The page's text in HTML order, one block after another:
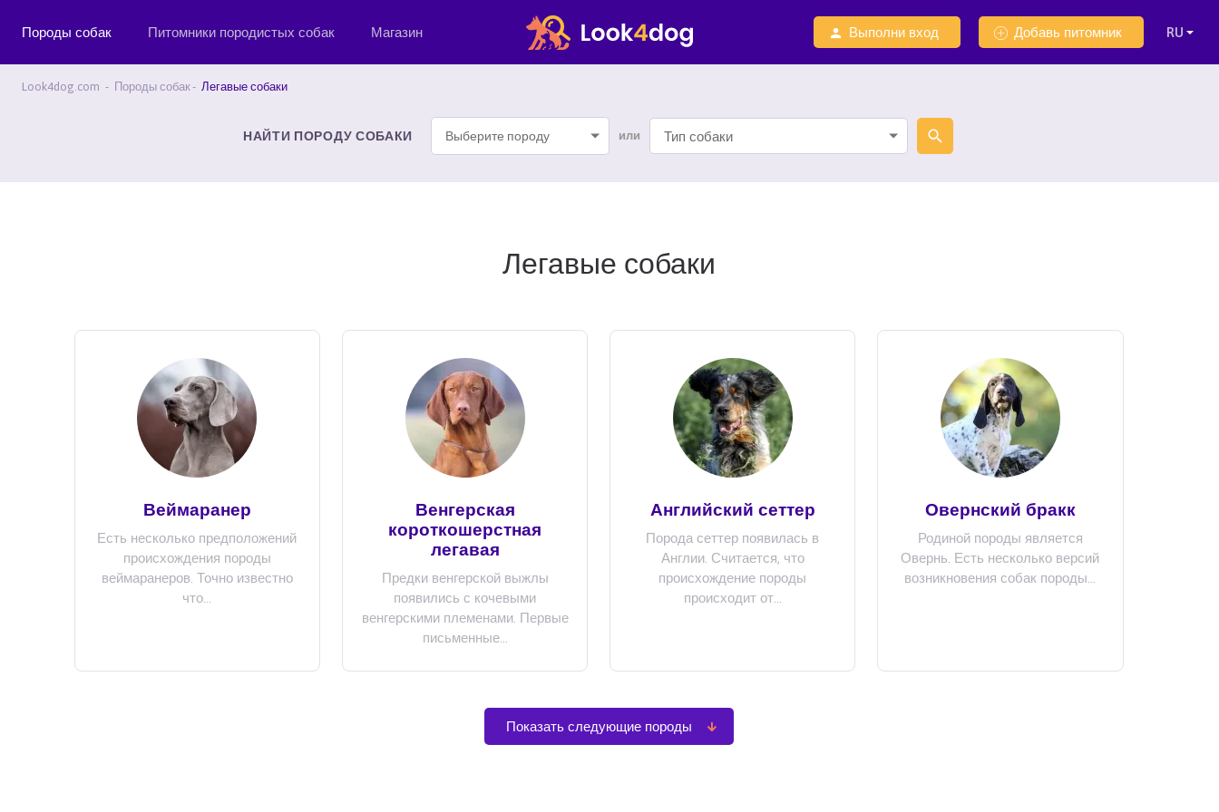
Породы собак Питомники породистых собак Магазин Выполни вход Добавь питомник
Look4dog.com Породы собак Легавые собаки
НАЙТИ ПОРОДУ СОБАКИ Выберите породу или
Легавые собаки
Веймаранер
Есть несколько предположений
происхождения породы
веймаранеров. Точно известно
что...
Венгерская
короткошерстная
легавая
Предки венгерской выжлы
появились с кочевыми
венгерскими племенами. Первые
письменные...
Английский сеттер
Порода сеттер появилась в
Англии. Считается, что
происхождение породы
происходит от...
Овернский бракк
Родиной породы является
Овернь. Есть несколько версий
возникновения собак породы...
Показать следующие породы